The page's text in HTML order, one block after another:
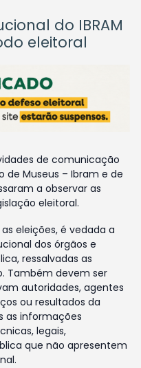
do IBRAM
eleitoral
de comunicação
de Museus – Ibram e de
a observar as
eleitoral.
eleições, é vedada a
dos órgãos e
ressalvadas as
Também devem ser
autoridades, agentes
ou resultados da
as informações
legais,
que não apresentem